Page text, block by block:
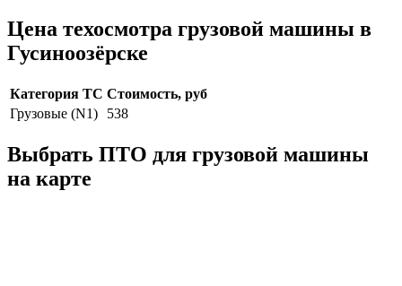
Цена техосмотра грузовой машины в
Гусиноозёрске
Категория ТС Стоимость, руб
Грузовые (N1)
538
Выбрать ПТО для грузовой машины
на карте